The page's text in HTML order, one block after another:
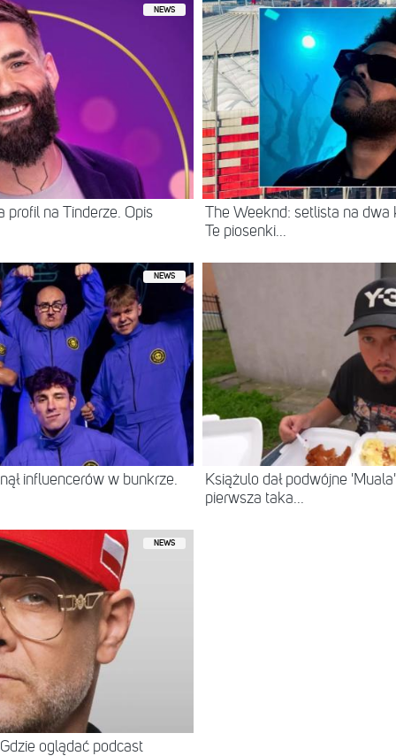
NEWS
profil na Tinderze. Opis
The Weeknd: setlista na
Te piosenki...
NEWS
influencerów w bunkrze.
Książulo dał podwójne
pierwsza taka...
NEWS
oglądać podcast